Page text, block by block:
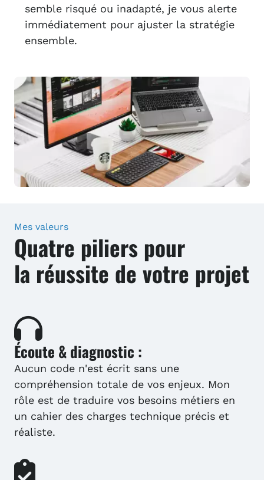
semble risqué ou inadapté, je vous alerte
immédiatement pour ajuster la stratégie
ensemble.
Mes valeurs
Quatre piliers pour
la réussite de votre projet
Écoute & diagnostic :
Aucun code n'est écrit sans une
compréhension totale de vos enjeux. Mon
rôle est de traduire vos besoins métiers en
un cahier des charges technique précis et
réaliste.